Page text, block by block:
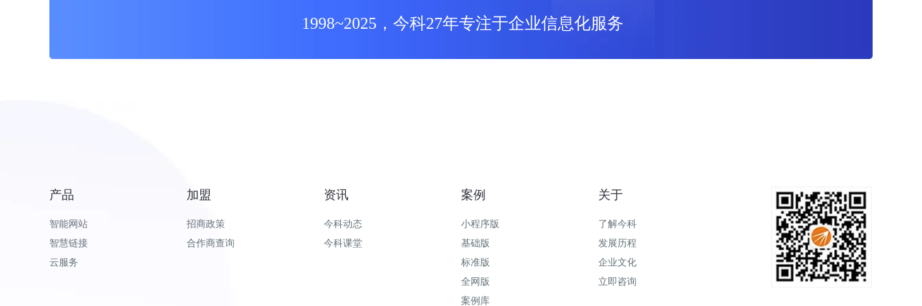
1998~2025，今科27年专注于企业信息化服务
产品
智能网站
智慧链接
云服务
加盟
招商政策
合作商查询
资讯
今科动态
今科课堂
案例
小程序版
基础版
标准版
全网版
案例库
关于
了解今科
发展历程
企业文化
立即咨询